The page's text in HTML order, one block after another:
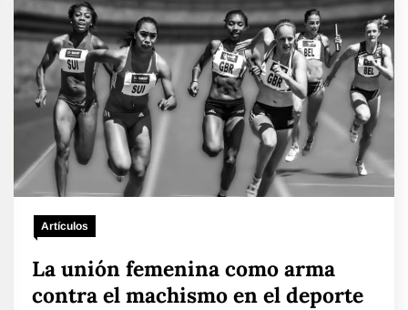
Artículos
La unión femenina como arma
contra el machismo en el deporte